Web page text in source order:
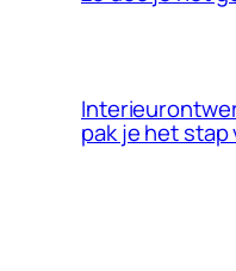
pak je het stap